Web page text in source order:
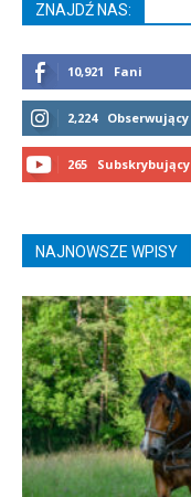
ZNAJDŹ NAS:
10,921 Fani
2,224 Obserwujący
265 Subskrybujący
NAJNOWSZE WPISY